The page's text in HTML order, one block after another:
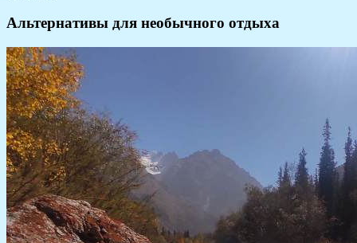
Альтернативы для необычного отдыха